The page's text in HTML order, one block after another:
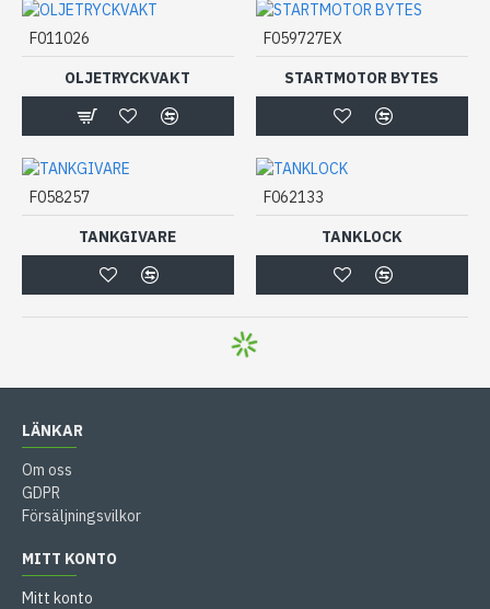
F011026
OLJETRYCKVAKT
F059727EX
STARTMOTOR BYTES
F058257
TANKGIVARE
F062133
TANKLOCK
LÄNKAR
Om oss
GDPR
Försäljningsvilkor
MITT KONTO
Mitt konto